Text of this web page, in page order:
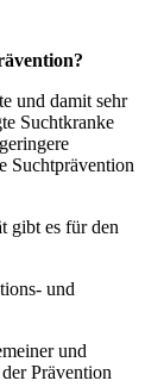
und damit sehr
Suchtkranke
Suchtprävention
gibt es für den
und
und
Prävention